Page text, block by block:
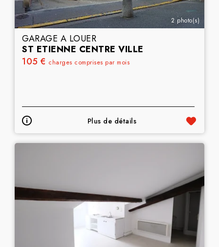
2 photo(s)
GARAGE A LOUER
ST ETIENNE CENTRE VILLE
105 € charges comprises par mois
Plus de détails